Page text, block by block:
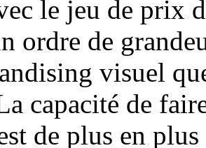
le jeu de prix
ordre de
visuel
capacité de
de plus en